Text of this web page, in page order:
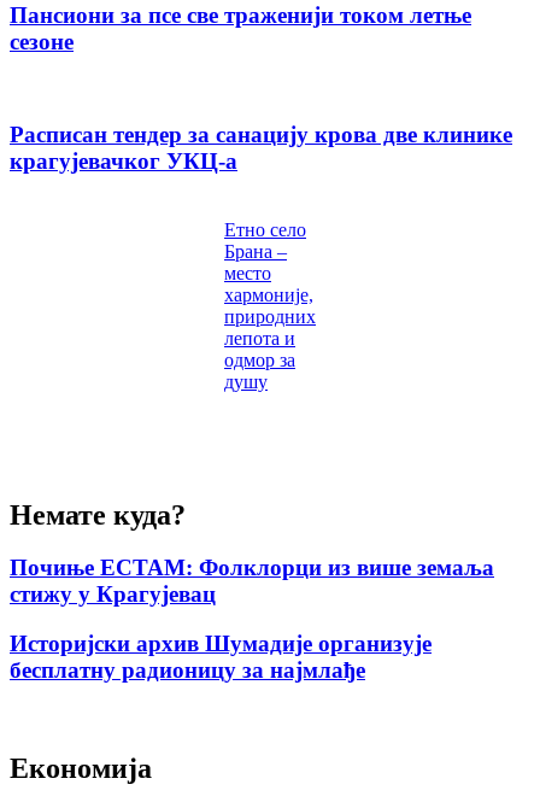
Пансиони за псе све траженији током летње
сезоне
Расписан тендер за санацију крова две клинике
крагујевачког УКЦ-а
Етно село
Брана –
место
хармоније,
природних
лепота и
одмор за
душу
Немате куда?
Почиње ЕСТАМ: Фолклорци из више земаља
стижу у Крагујевац
Историјски архив Шумадије организује
бесплатну радионицу за најмлађе
Економија